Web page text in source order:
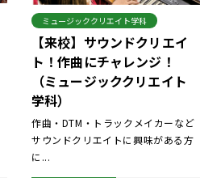
ミュージッククリエイト学科
【来校】サウンドクリエイ
ト！作曲にチャレンジ！
（ミュージッククリエイト
学科）
作曲・DTM・トラックメイカーなど
サウンドクリエイトに興味がある方
に...